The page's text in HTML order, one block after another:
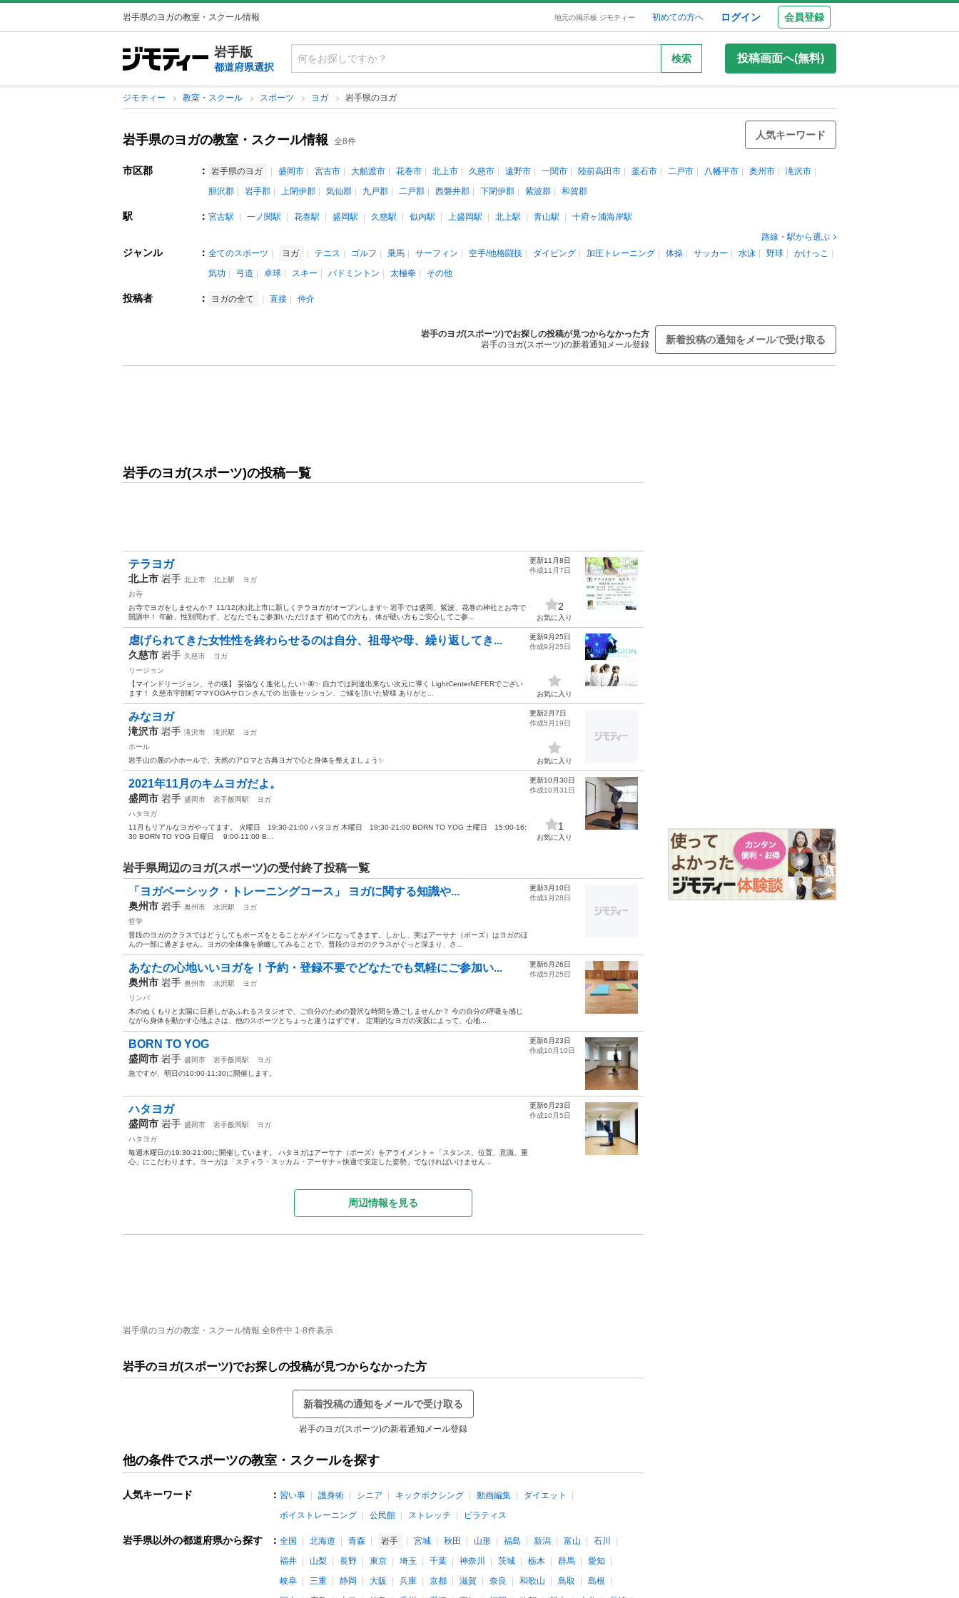
岩手県のヨガの教室・スクール情報 地元の掲示板 ジモティー 初めての方へ ログイン 会員登録
岩手版
都道府県選択
検索 投稿画面へ(無料)
ジモティー 教室・スクール スポーツ ヨガ 岩手県のヨガ
岩手県のヨガの教室・スクール情報 全8件
人気キーワード
市区郡 ： 岩手県のヨガ 盛岡市 宮古市 大船渡市 花巻市 北上市 久慈市 遠野市 一関市 陸前高田市 釜石市 二戸市 八幡平市 奥州市
滝沢市
胆沢郡
岩手郡 上閉伊郡 気仙郡 九戸郡 二戸郡 西磐井郡 下閉伊郡 紫波郡 和賀郡
駅 ： 宮古駅 一ノ関駅 花巻駅 盛岡駅 久慈駅 似内駅 上盛岡駅 北上駅 青山駅
十府ヶ浦海岸駅
路線・駅から選ぶ
ジャンル ： 全てのスポーツ ヨガ テニス ゴルフ 乗馬 サーフィン 空手/他格闘技 ダイビング 加圧トレーニング 体操 サッカー 水泳 野球
かけっこ
気功
弓道 卓球 スキー バドミントン 太極拳 その他
投稿者 ： ヨガの全て 直接 仲介
岩手のヨガ(スポーツ)でお探しの投稿が見つからなかった方
岩手のヨガ(スポーツ)の新着通知メール登録
新着投稿の通知をメールで受け取る
岩手のヨガ(スポーツ)の投稿一覧
テラヨガ
北上市 岩手 北上市 北上駅
ヨガ
お寺
お寺でヨガをしませんか？ 11/12(水)北上市に新しくテラヨガがオープンします✨ 岩手では盛岡、紫波、花巻の神社とお寺で
開講中！ 年齢、性別問わず、どなたでもご参加いただけます 初めての方も、体が硬い方もご安心してご参...
更新11月8日
作成11月7日
2
お気に入り
虐げられてきた女性性を終わらせるのは自分、祖母や母、繰り返してき...
久慈市 岩手 久慈市
ヨガ
リージョン
【マインドリージョン、その後】 妥協なく進化したい✨🦋✨ 自力では到達出来ない次元に導く LightCenterNEFERでござい
ます！ 久慈市宇部町ママYOGAサロンさんでの 出張セッション、ご縁を頂いた皆様 ありがと...
更新9月25日
作成9月25日
お気に入り
みなヨガ
滝沢市 岩手 滝沢市 滝沢駅
ヨガ
ホール
岩手山の麓の小ホールで、天然のアロマと古典ヨガで心と身体を整えましょう✨
更新2月7日
作成5月19日
お気に入り
2021年11月のキムヨガだよ。
盛岡市 岩手 盛岡市 岩手飯岡駅
ヨガ
ハタヨガ
11月もリアルなヨガやってます。 火曜日 19:30-21:00 ハタヨガ 木曜日 19:30-21:00 BORN TO YOG 土曜日 15:00-16:
30 BORN TO YOG 日曜日 9:00-11:00 B...
更新10月30日
作成10月31日
1
お気に入り
岩手県周辺のヨガ(スポーツ)の受付終了投稿一覧
「ヨガベーシック・トレーニングコース」 ヨガに関する知識や...
奥州市 岩手 奥州市 水沢駅
ヨガ
哲学
普段のヨガのクラスではどうしてもポーズをとることがメインになってきます。 ​ しかし、実はアーサナ（ポーズ）はヨガのほ
んの一部に過ぎません。 ​ ヨガの全体像を俯瞰してみることで、普段のヨガのクラスがぐっと深まり、さ...
更新3月10日
作成1月28日
あなたの心地いいヨガを！予約・登録不要でどなたでも気軽にご参加い...
奥州市 岩手 奥州市 水沢駅
ヨガ
リンパ
木のぬくもりと太陽に日差しがあふれるスタジオで、ご自分のための贅沢な時間を過ごしませんか？ 今の自分の呼吸を感じ
ながら身体を動かす心地よさは、他のスポーツとちょっと違うはずです。 定期的なヨガの実践によって、心地...
更新6月26日
作成5月25日
BORN TO YOG
盛岡市 岩手 盛岡市 岩手飯岡駅
ヨガ
急ですが、明日の10:00-11:30に開催します。
更新6月23日
作成10月10日
ハタヨガ
盛岡市 岩手 盛岡市 岩手飯岡駅
ヨガ
ハタヨガ
毎週水曜日の19:30-21:00に開催しています。 ハタヨガはアーサナ（ポーズ）をアライメント＝「スタンス、位置、意識、重
心」にこだわります。ヨーガは「スティラ・スッカム・アーサナ＝快適で安定した姿勢」でなければいけません...
更新6月23日
作成10月5日
周辺情報を見る
岩手県のヨガの教室・スクール情報 全8件中 1-8件表示
岩手のヨガ(スポーツ)でお探しの投稿が見つからなかった方
新着投稿の通知をメールで受け取る
岩手のヨガ(スポーツ)の新着通知メール登録
他の条件でスポーツの教室・スクールを探す
人気キーワード ： 習い事 護身術 シニア キックボクシング 動画編集
ダイエット
ボイストレーニング
公民館 ストレッチ ピラティス
岩手県以外の都道府県から探す ： 全国 北海道 青森 岩手 宮城 秋田 山形 福島 新潟 富山
石川
福井
山梨 長野 東京 埼玉 千葉 神奈川 茨城 栃木 群馬
愛知
岐阜
三重 静岡 大阪 兵庫 京都 滋賀 奈良 和歌山 鳥取
島根